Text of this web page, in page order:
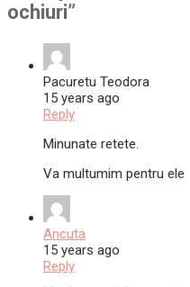
ochiuri”
Pacuretu Teodora
15 years ago
Reply
Minunate retete.
Va multumim pentru ele
Ancuta
15 years ago
Reply